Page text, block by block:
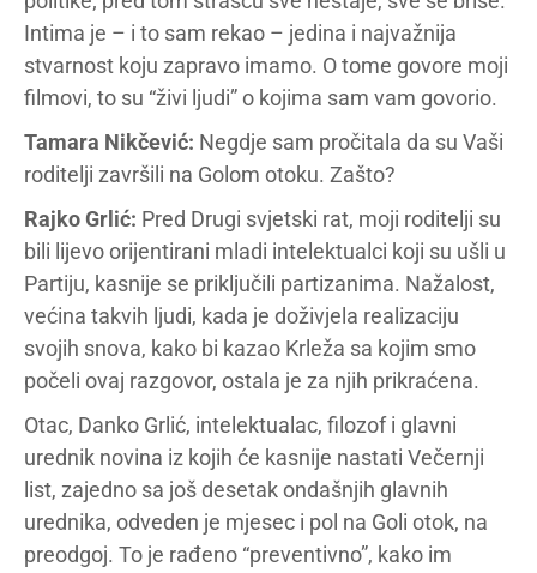
Intima je – i to sam rekao – jedina i najvažnija
stvarnost koju zapravo imamo. O tome govore moji
filmovi, to su “živi ljudi” o kojima sam vam govorio.
Tamara Nikčević: Negdje sam pročitala da su Vaši
roditelji završili na Golom otoku. Zašto?
Rajko Grlić: Pred Drugi svjetski rat, moji roditelji su
bili lijevo orijentirani mladi intelektualci koji su ušli u
Partiju, kasnije se priključili partizanima. Nažalost,
većina takvih ljudi, kada je doživjela realizaciju
svojih snova, kako bi kazao Krleža sa kojim smo
počeli ovaj razgovor, ostala je za njih prikraćena.
Otac, Danko Grlić, intelektualac, filozof i glavni
urednik novina iz kojih će kasnije nastati Večernji
list, zajedno sa još desetak ondašnjih glavnih
urednika, odveden je mjesec i pol na Goli otok, na
preodgoj. To je rađeno “preventivno”, kako im